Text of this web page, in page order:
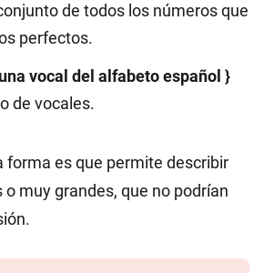
de todos los números que
perfectos.
vocal del alfabeto español }
de vocales.
forma es que permite describir
muy grandes, que no podrían